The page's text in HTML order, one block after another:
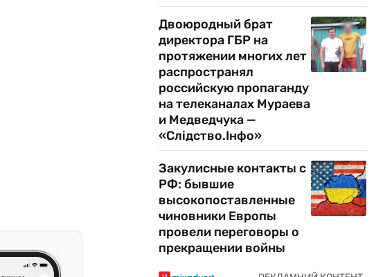
Двоюродный брат
директора ГБР на
протяжении многих лет
распространял
российскую пропаганду
на телеканалах Мураева
и Медведчука —
«Слідство.Інфо»
Закулисные контакты с
РФ: бывшие
высокопоставленные
чиновники Европы
провели переговоры о
прекращении войны